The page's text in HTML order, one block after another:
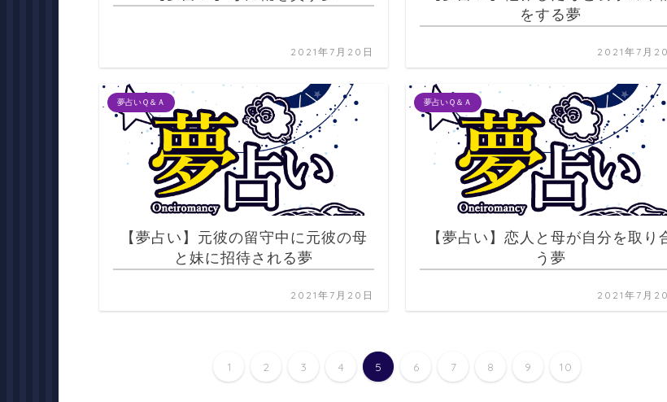
2021年7月20日
をする夢
2021年7月
夢占いＱ＆Ａ
【夢占い】元彼の留守中に元彼の母
と妹に招待される夢
2021年7月20日
夢占いＱ＆Ａ
【夢占い】恋人と母が自分を取り
う夢
2021年7月
1 2 3 4 5 6 7 8 9 10